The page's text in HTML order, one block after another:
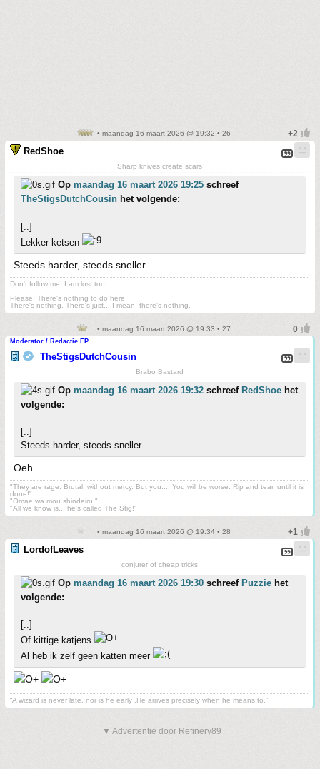
• maandag 16 maart 2026 @ 19:32 • 26
RedShoe
Sharp knives create scars
Op maandag 16 maart 2026 19:25 schreef
TheStigsDutchCousin het volgende:
[..]
Lekker ketsen
Steeds harder, steeds sneller
Don't follow me. I am lost too
Please. There's nothing to do here.
There's nothing. There's just....I mean, there's nothing.
• maandag 16 maart 2026 @ 19:33 • 27
Moderator / Redactie FP
TheStigsDutchCousin
Brabo Bastard
Op maandag 16 maart 2026 19:32 schreef RedShoe het
volgende:
[..]
Steeds harder, steeds sneller
Oeh.
"They are rage. Brutal, without mercy. But you.... You will be worse. Rip and tear, until it is
done!"
"Omae wa mou shindeiru."
"All we know is... he's called The Stig!"
• maandag 16 maart 2026 @ 19:34 • 28
LordofLeaves
conjurer of cheap tricks
Op maandag 16 maart 2026 19:30 schreef Puzzie het
volgende:
[..]
Of kittige katjens
Al heb ik zelf geen katten meer
“A wizard is never late, nor is he early .He arrives precisely when he means to.”
▼ Advertentie door Refinery89